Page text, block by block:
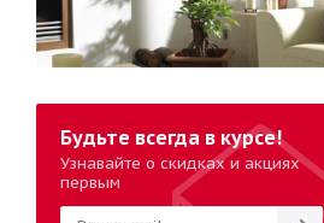
Будьте всегда в курсе!
Узнавайте о скидках и акциях
первым